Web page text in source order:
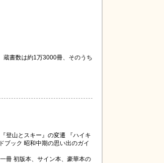
蔵書数は約1万3000冊、そのうち
登山とスキー』の変遷 『ハイキ
ブック 昭和中期の思い出のガイ
冊 初版本、サイン本、豪華本の